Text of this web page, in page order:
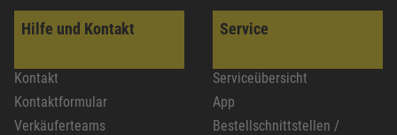
Hilfe und Kontakt
Kontakt
Kontaktformular
Verkäuferteams
Service
Serviceübersicht
App
Bestellschnittstellen /